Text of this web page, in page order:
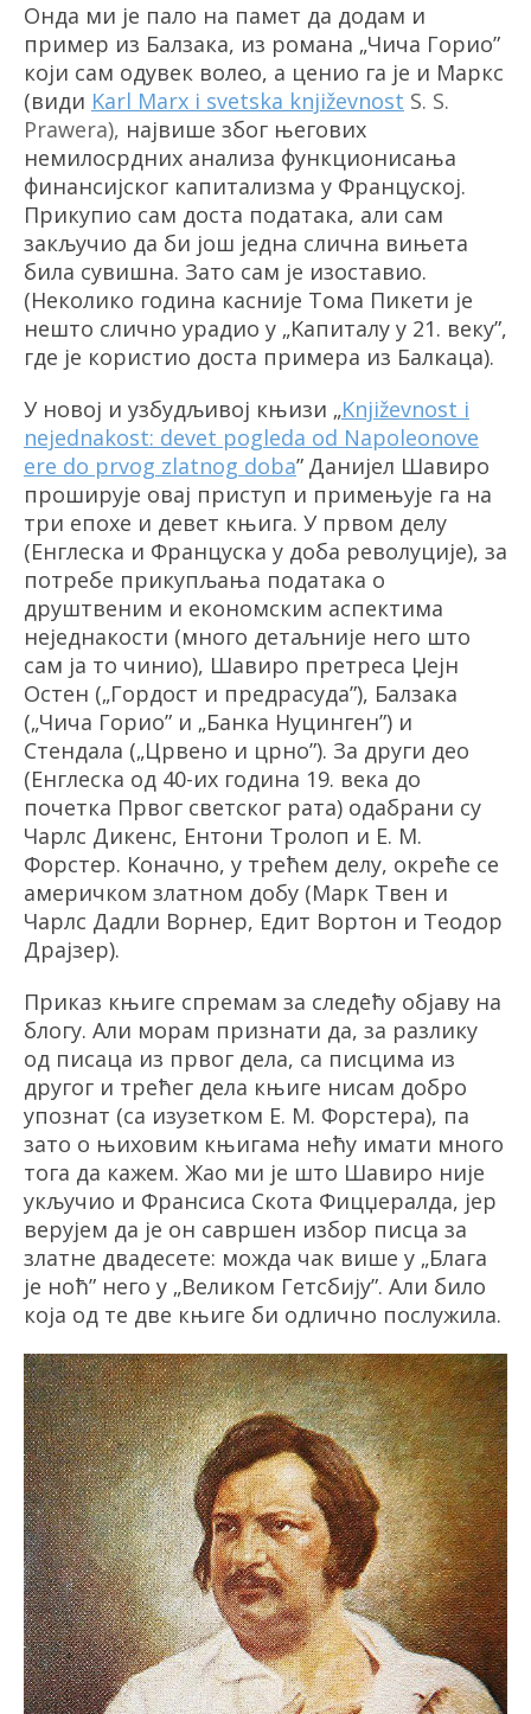
Онда ми је пало на памет да додам и
пример из Балзака, из романа „Чича Горио”
који сам одувек волео, а ценио га је и Маркс
(види Karl Marx i svetska književnost S. S.
Prawera), највише због његових
немилосрдних анализа функционисања
финансијског капитализма у Француској.
Прикупио сам доста података, али сам
закључио да би још једна слична вињета
била сувишна. Зато сам је изоставио.
(Неколико година касније Тома Пикети је
нешто слично урадио у „Kапиталу у 21. веку”,
где је користио доста примера из Балкаца).
У новој и узбудљивој књизи „Književnost i
nejednakost: devet pogleda od Napoleonove
ere do prvog zlatnog doba” Данијел Шавиро
проширује овај приступ и примењује га на
три епохе и девет књига. У првом делу
(Енглеска и Француска у доба револуције), за
потребе прикупљања података о
друштвеним и економским аспектима
неједнакости (много детаљније него што
сам ја то чинио), Шавиро претреса Џејн
Остен („Гордост и предрасуда”), Балзака
(„Чича Горио” и „Банка Нуцинген”) и
Стендала („Црвено и црно”). За други део
(Енглеска од 40-их година 19. века до
почетка Првог светског рата) одабрани су
Чарлс Дикенс, Ентони Тролоп и Е. М.
Форстер. Kоначно, у трећем делу, окреће се
америчком златном добу (Марк Твен и
Чарлс Дадли Ворнер, Едит Вортон и Теодор
Драјзер).
Приказ књиге спремам за следећу објаву на
блогу. Али морам признати да, за разлику
од писаца из првог дела, са писцима из
другог и трећег дела књиге нисам добро
упознат (са изузетком Е. М. Форстера), па
зато о њиховим књигама нећу имати много
тога да кажем. Жао ми је што Шавиро није
укључио и Франсиса Скота Фицџералда, јер
верујем да је он савршен избор писца за
златне двадесете: можда чак више у „Блага
је ноћ” него у „Великом Гетсбију”. Али било
која од те две књиге би одлично послужила.